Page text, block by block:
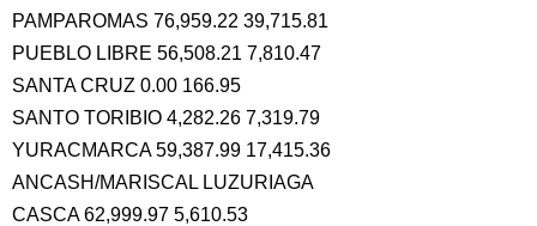
PAMPAROMAS 76,959.22 39,715.81
PUEBLO LIBRE 56,508.21 7,810.47
SANTA CRUZ 0.00 166.95
SANTO TORIBIO 4,282.26 7,319.79
YURACMARCA 59,387.99 17,415.36
ANCASH/MARISCAL LUZURIAGA
CASCA 62,999.97 5,610.53